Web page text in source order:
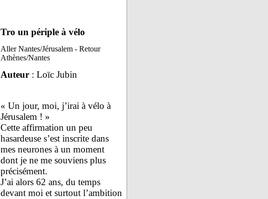
Tro un périple à vélo
Aller Nantes/Jérusalem - Retour
Athènes/Nantes
Auteur: Loïc Jubin
« Un jour, moi, j’irai à vélo à
Jérusalem ! »
Cette affirmation un peu
hasardeuse s’est inscrite dans
mes neurones à un moment
dont je ne me souviens plus
précisément.
J’ai alors 62 ans, du temps
devant moi et surtout l’ambition